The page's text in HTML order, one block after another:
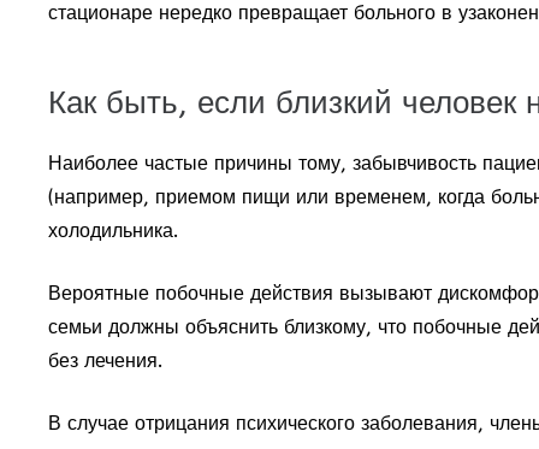
стационаре нередко превращает больного в
Как быть, если близкий человек
Наиболее частые причины тому, забывчивость
(например, приемом пищи или временем, когда
холодильника.
Вероятные побочные действия вызывают
семьи должны объяснить близкому, что побочные
без лечения.
В случае отрицания психического заболевания,